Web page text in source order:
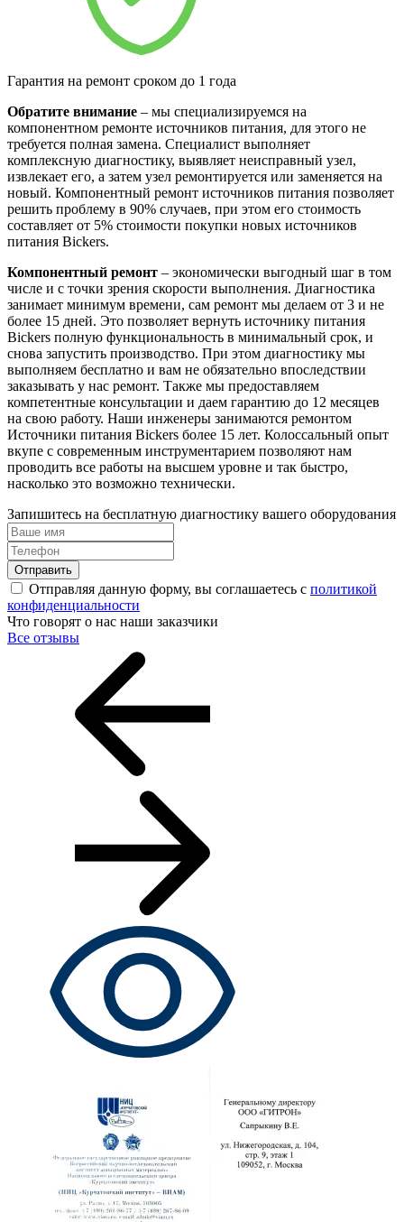
Гарантия на ремонт сроком до 1 года
Обратите внимание – мы специализируемся на
компонентном ремонте источников питания, для этого не
требуется полная замена. Специалист выполняет
комплексную диагностику, выявляет неисправный узел,
извлекает его, а затем узел ремонтируется или заменяется на
новый. Компонентный ремонт источников питания позволяет
решить проблему в 90% случаев, при этом его стоимость
составляет от 5% стоимости покупки новых источников
питания Bickers.
Компонентный ремонт – экономически выгодный шаг в том
числе и с точки зрения скорости выполнения. Диагностика
занимает минимум времени, сам ремонт мы делаем от 3 и не
более 15 дней. Это позволяет вернуть источнику питания
Bickers полную функциональность в минимальный срок, и
снова запустить производство. При этом диагностику мы
выполняем бесплатно и вам не обязательно впоследствии
заказывать у нас ремонт. Также мы предоставляем
компетентные консультации и даем гарантию до 12 месяцев
на свою работу. Наши инженеры занимаются ремонтом
Источники питания Bickers более 15 лет. Колоссальный опыт
вкупе с современным инструментарием позволяют нам
проводить все работы на высшем уровне и так быстро,
насколько это возможно технически.
Запишитесь на бесплатную диагностику вашего оборудования
Отправить
Отправляя данную форму, вы соглашаетесь с политикой
конфиденциальности
Что говорят о нас наши заказчики
Все отзывы